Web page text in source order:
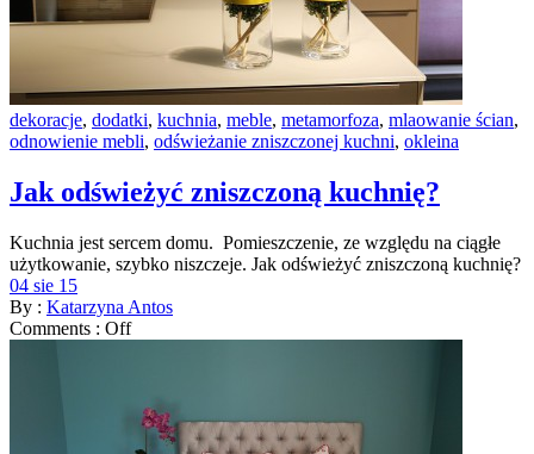
dekoracje, dodatki, kuchnia, meble, metamorfoza, mlaowanie ścian,
odnowienie mebli, odświeżanie zniszczonej kuchni, okleina
Jak odświeżyć zniszczoną kuchnię?
Kuchnia jest sercem domu. Pomieszczenie, ze względu na ciągłe
użytkowanie, szybko niszczeje. Jak odświeżyć zniszczoną kuchnię?
04 sie 15
By : Katarzyna Antos
Comments : Off